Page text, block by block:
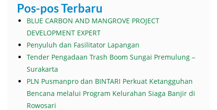
Pos-pos Terbaru
BLUE CARBON AND MANGROVE PROJECT
DEVELOPMENT EXPERT
Penyuluh dan Fasilitator Lapangan
Tender Pengadaan Trash Boom Sungai Premulung –
Surakarta
PLN Pusmanpro dan BINTARI Perkuat Ketangguhan
Bencana melalui Program Kelurahan Siaga Banjir di
Rowosari